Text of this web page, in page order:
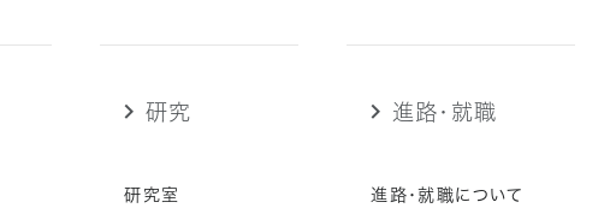
研究
研究室
進路・就職
進路・就職について